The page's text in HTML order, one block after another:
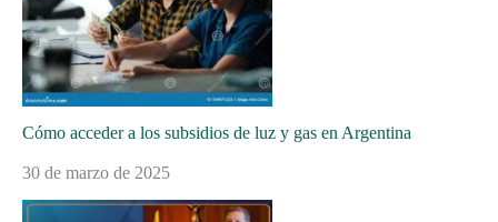
Cómo acceder a los subsidios de luz y gas en Argentina
30 de marzo de 2025